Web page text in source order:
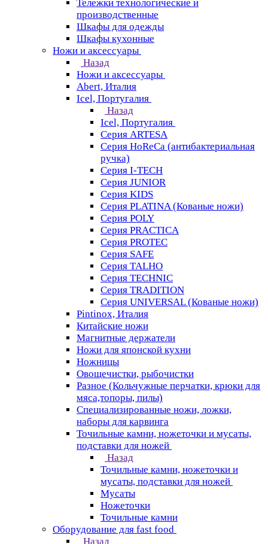
Тележки технологические и
производственные
Шкафы для одежды
Шкафы кухонные
Ножи и аксессуары
Назад
Ножи и аксессуары
Abert, Италия
Icel, Португалия
Назад
Icel, Португалия
Серия ARTESA
Серия HoReCa (антибактериальная
ручка)
Серия I-TECH
Серия JUNIOR
Серия KIDS
Серия PLATINA (Кованые ножи)
Серия POLY
Серия PRACTICA
Серия PROTEC
Серия SAFE
Серия TALHO
Серия TECHNIC
Серия TRADITION
Серия UNIVERSAL (Кованые ножи)
Pintinox, Италия
Китайские ножи
Магнитные держатели
Ножи для японской кухни
Ножницы
Овощечистки, рыбочистки
Разное (Кольчужные перчатки, крюки для
мяса,топоры, пилы)
Специализированные ножи, ложки,
наборы для карвинга
Точильные камни, ножеточки и мусаты,
подставки для ножей
Назад
Точильные камни, ножеточки и
мусаты, подставки для ножей
Мусаты
Ножеточки
Точильные камни
Оборудование для fast food
Назад